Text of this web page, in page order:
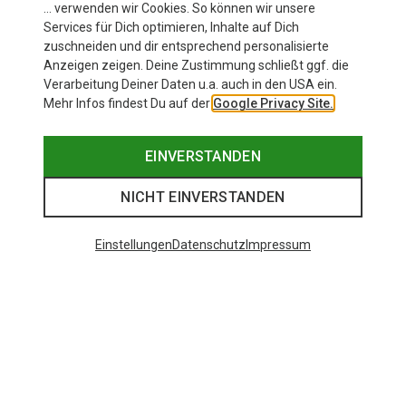
… verwenden wir Cookies. So können wir unsere
Services für Dich optimieren, Inhalte auf Dich
zuschneiden und dir entsprechend personalisierte
Anzeigen zeigen. Deine Zustimmung schließt ggf. die
Verarbeitung Deiner Daten u.a. auch in den USA ein.
Mehr Infos findest Du auf der Google Privacy Site.
EINVERSTANDEN
NICHT EINVERSTANDEN
EinstellungenDatenschutz Impressum